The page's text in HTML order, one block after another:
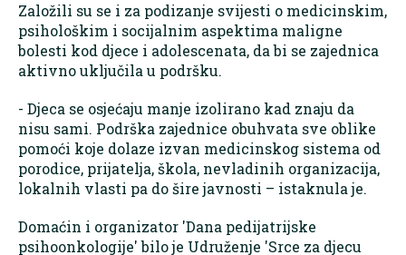
Založili su se i za podizanje svijesti o medicinskim,
psihološkim i socijalnim aspektima maligne
bolesti kod djece i adolescenata, da bi se zajednica
aktivno uključila u podršku.
- Djeca se osjećaju manje izolirano kad znaju da
nisu sami. Podrška zajednice obuhvata sve oblike
pomoći koje dolaze izvan medicinskog sistema od
porodice, prijatelja, škola, nevladinih organizacija,
lokalnih vlasti pa do šire javnosti – istaknula je.
Domaćin i organizator 'Dana pedijatrijske
psihoonkologije' bilo je Udruženje 'Srce za djecu